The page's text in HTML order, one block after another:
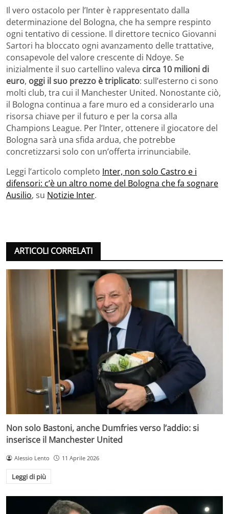
Il vero ostacolo per l’Inter è rappresentato dalla
determinazione del Bologna, che ha sempre respinto
ogni tentativo di cessione. Il direttore tecnico Giovanni
Sartori ha bloccato ogni avanzamento delle trattative,
consapevole del valore crescente di Ndoye. Se
inizialmente il suo cartellino valeva circa 10 milioni di
euro, oggi il suo prezzo è triplicato: sull’esterno ci sono
molti club, tra cui il Manchester United. Nonostante ciò,
il Bologna continua a fare muro ed a considerarlo una
risorsa chiave per il futuro e per la corsa alla
Champions League. Per l’Inter, ottenere il giocatore del
Bologna sarà una sfida ardua, che potrebbe
concretizzarsi solo con un’offerta irrinunciabile.
Leggi l’articolo completo Inter, non solo Castro e i
difensori: c’è un altro nome del Bologna che fa sognare
Ausilio, su Notizie Inter.
ARTICOLI CORRELATI
Non solo Bastoni, anche Dumfries verso l’addio: si
inserisce il Manchester United
Alessio Lento 11 Aprile 2026
Leggi di più